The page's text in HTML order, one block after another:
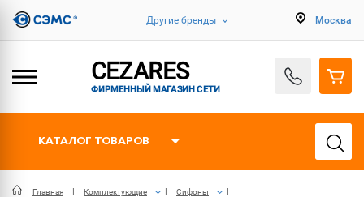
Другие бренды Москва
CEZARES
ФИРМЕННЫЙ МАГАЗИН СЕТИ
КАТАЛОГ ТОВАРОВ
Главная Комплектующие Сифоны